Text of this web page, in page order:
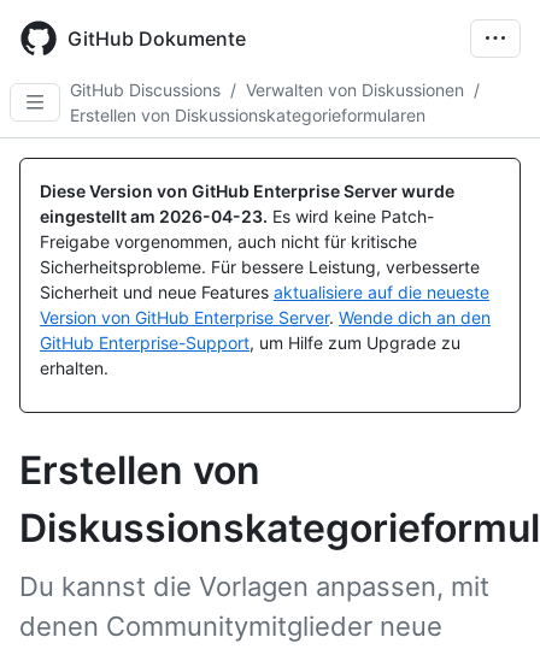
main
content
GitHub Dokumente
GitHub Discussions / Verwalten von Diskussionen /
Erstellen von Diskussionskategorieformularen
Diese Version von GitHub Enterprise Server wurde
eingestellt am 2026-04-23. Es wird keine Patch-
Freigabe vorgenommen, auch nicht für kritische
Sicherheitsprobleme. Für bessere Leistung, verbesserte
Sicherheit und neue Features aktualisiere auf die neueste
Version von GitHub Enterprise Server. Wende dich an den
GitHub Enterprise-Support, um Hilfe zum Upgrade zu
erhalten.
Erstellen von
Du kannst die Vorlagen anpassen, mit
denen Communitymitglieder neue